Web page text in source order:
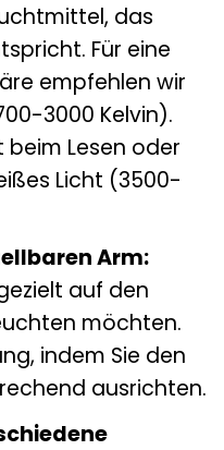
das
Für eine
empfehlen wir
3000 Kelvin).
beim Lesen oder
Licht (3500-
Arm:
auf den
möchten.
indem Sie den
ausrichten.